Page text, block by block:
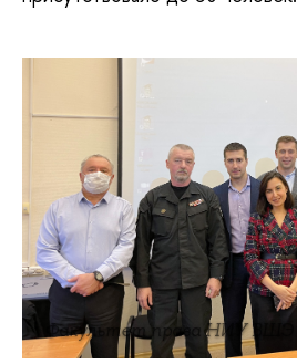
Факультет права НИУ ВШЭ